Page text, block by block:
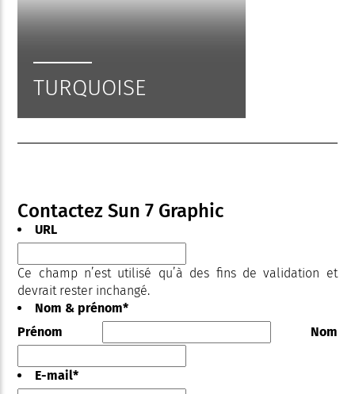
TURQUOISE
Contactez Sun 7 Graphic
URL
Ce champ n’est utilisé qu’à des fins de validation et
devrait rester inchangé.
Nom & prénom*
Prénom
Nom
E-mail*